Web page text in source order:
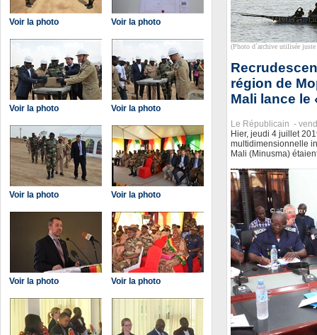
Voir la photo Voir la photo
Voir la photo Voir la photo
Voir la photo Voir la photo
Voir la photo Voir la photo
(Photo d`archive utilisée
région de
Mali lance le
Le Républicain -
Hier, jeudi 4 juillet
multidimensionnelle
Mali (Minusma)